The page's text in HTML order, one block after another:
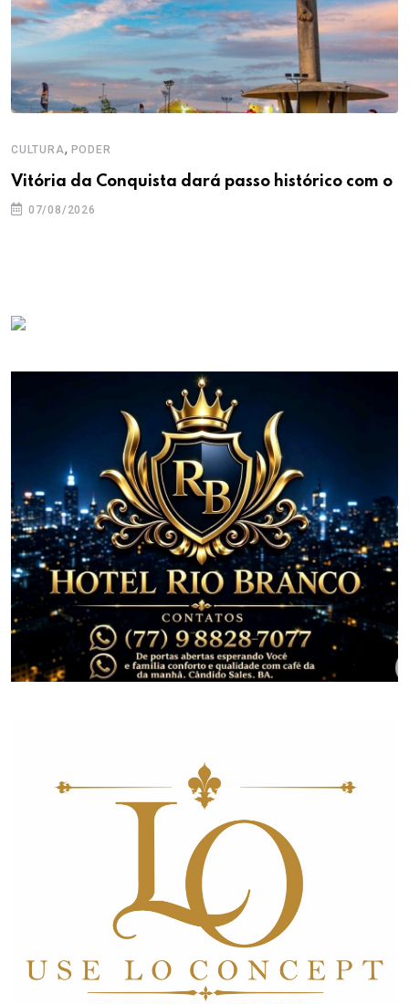
CULTURA, PODER
Vitória da Conquista dará passo histórico com o
07/08/2026